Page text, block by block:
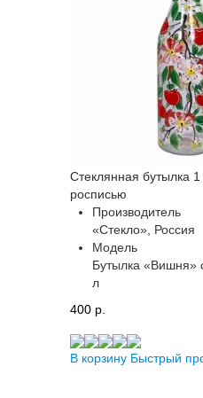
Стеклянная бутылка
росписью
Производитель
«Стекло», Россия
Модель
Бутылка «Вишня»
л
400 p.
В корзину Быстрый